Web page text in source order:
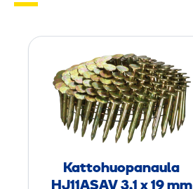
a
t
t
o
u
Katto­huopanaula